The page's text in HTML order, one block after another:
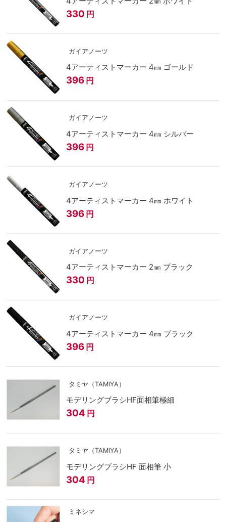
330 円
ガイアノーツ
4アーティストマーカー 4㎜ ゴールド
396 円
ガイアノーツ
4アーティストマーカー 4㎜ シルバー
396 円
ガイアノーツ
4アーティストマーカー 4㎜ ホワイト
396 円
ガイアノーツ
4アーティストマーカー 2㎜ ブラック
330 円
ガイアノーツ
4アーティストマーカー 4㎜ ブラック
396 円
タミヤ（TAMIYA）
モデリングブラシHF面相筆極細
304 円
タミヤ（TAMIYA）
モデリングブラシHF 面相筆 小
304 円
ミネシマ